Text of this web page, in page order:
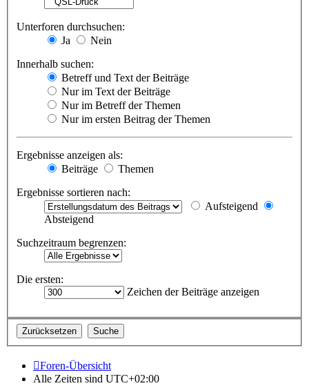
Unterforen durchsuchen:
Ja
Nein
Innerhalb suchen:
Betreff und Text der Beiträge
Nur im Text der Beiträge
Nur im Betreff der Themen
Nur im ersten Beitrag der Themen
Ergebnisse anzeigen als:
Beiträge
Themen
Ergebnisse sortieren nach:
Aufsteigend
Absteigend
Suchzeitraum begrenzen:
Die ersten:
Zeichen der Beiträge anzeigen
Foren-Übersicht
Alle Zeiten sind UTC+02:00